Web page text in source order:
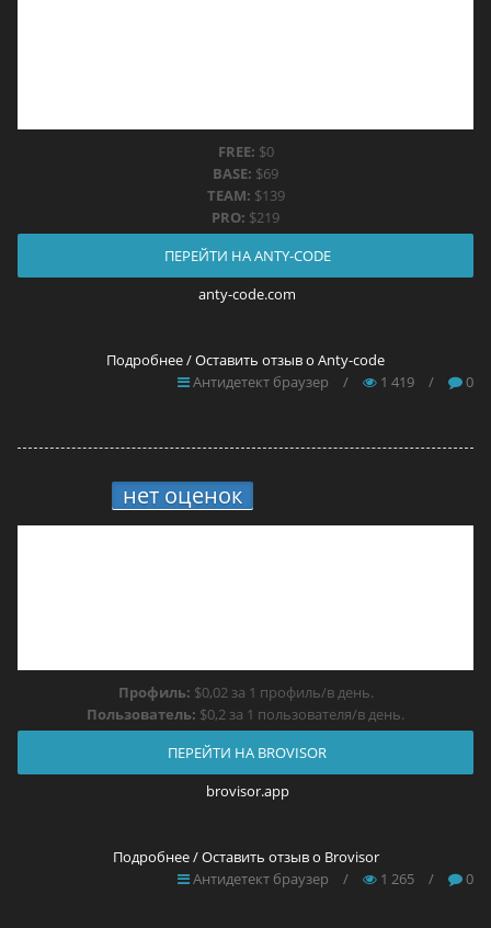
FREE: $0
BASE: $69
TEAM: $139
PRO: $219
ПЕРЕЙТИ НА ANTY-CODE
anty-code.com
Подробнее / Оставить отзыв о Anty-code
Антидетект браузер
/ 1 419 / 0
нет оценок
Профиль: $0,02 за 1 профиль/в день.
Пользователь: $0,2 за 1 пользователя/в день.
ПЕРЕЙТИ НА BROVISOR
brovisor.app
Подробнее / Оставить отзыв о Brovisor
Антидетект браузер
/ 1 265 / 0